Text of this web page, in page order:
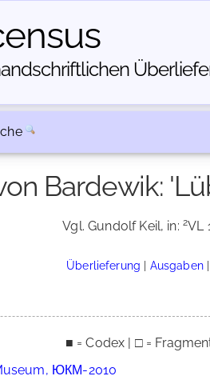
Bardewik:
Vgl. Gundolf Keil, in: 2VL
Überlieferung | Ausgaben|
■ = Codex | □ =
ЮКМ-2010